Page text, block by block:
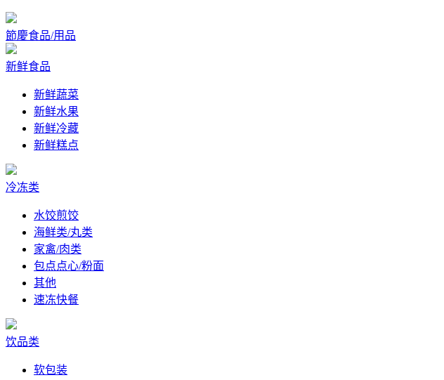
節慶食品/用品
新鲜食品
新鲜蔬菜
新鲜水果
新鲜冷藏
新鲜糕点
冷冻类
水饺煎饺
海鲜类/丸类
家禽/肉类
包点点心/粉面
其他
速冻快餐
饮品类
软包装